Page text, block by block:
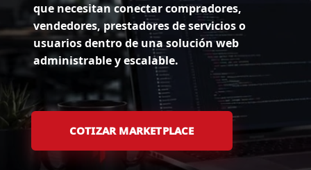
que necesitan conectar compradores,
vendedores, prestadores de servicios o
usuarios dentro de una solución web
administrable y escalable.
COTIZAR MARKETPLACE